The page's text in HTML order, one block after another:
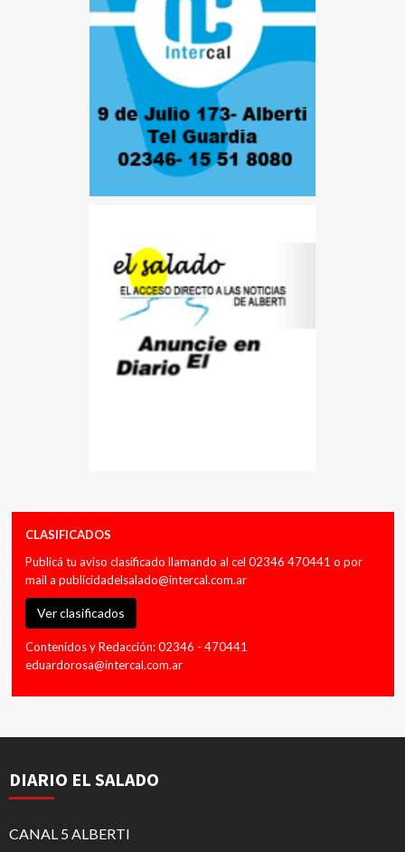
CLASIFICADOS
Publicá tu aviso clasificado llamando al cel 02346 470441 o por
mail a publicidadelsalado@intercal.com.ar
Ver clasificados
Contenidos y Redacción: 02346 - 470441
eduardorosa@intercal.com.ar
DIARIO EL SALADO
CANAL 5 ALBERTI